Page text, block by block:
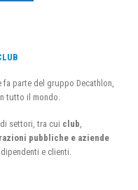
parte del gruppo Decathlon,
tutto il mondo.
di settori, tra cui club
pubbliche e aziende
e clienti.